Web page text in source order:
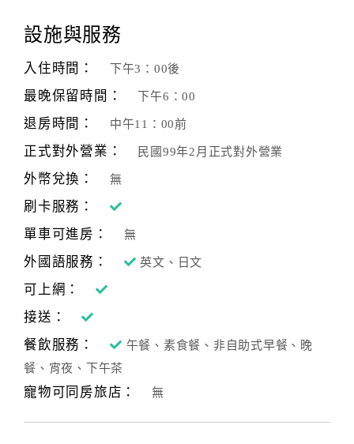
設施與服務
入住時間： 下午3：00後
最晚保留時間： 下午6：00
退房時間： 中午11：00前
正式對外營業： 民國99年2月正式對外營業
外幣兌換： 無
刷卡服務：
單車可進房：
無
外國語服務： 英文、日文
可上網：
接送：
餐飲服務：
午餐、素食餐、非自助式早餐、晚
餐、宵夜、下午茶
寵物可同房旅店： 無